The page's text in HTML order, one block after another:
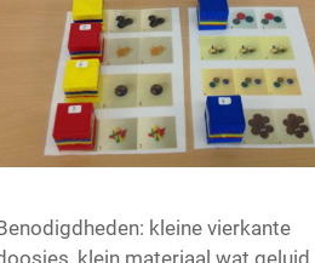
kleine vierkante
klein materiaal wat geluid